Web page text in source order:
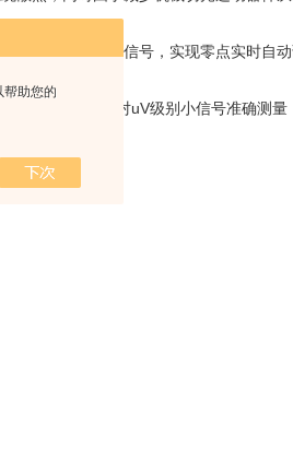
帮助您的
集光源熄灭时的信号，实现零点实时自
数字转换，可对uV级别小信号准确测量